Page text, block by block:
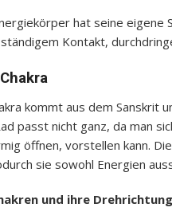
hat seine eigene
Kontakt,
kommt aus dem Sanskrit
passt nicht ganz, da man
öffnen, vorstellen kann.
sie sowohl Energien
und ihre Drehrichtung